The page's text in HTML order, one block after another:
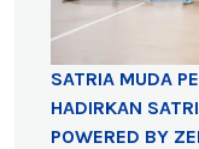
SATRIA MUDA
HADIRKAN
POWERED BY